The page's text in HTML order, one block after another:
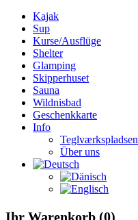
Kajak
Sup
Kurse/Ausflüge
Shelter
Glamping
Skipperhuset
Sauna
Wildnisbad
Geschenkkarte
Info
Teglværkspladsen
Über uns
Ihr Warenkorb (0)